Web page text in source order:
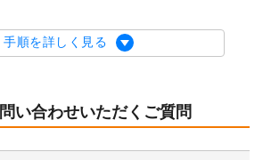
公開いたしました。
年版1月始まりのカレンダーデザイン
リジナルサイズ、変型サイズで作成でき
ようになりました！
ケットのデザインテンプレートを追加し
手順を詳しく見る
い合わせいただくご質問